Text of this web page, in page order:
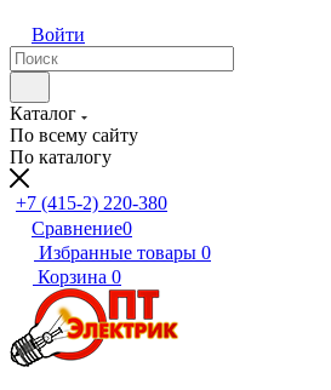
Войти
Каталог
По всему сайту
По каталогу
+7 (415-2) 220-380
Сравнение0
Избранные товары 0
Корзина 0